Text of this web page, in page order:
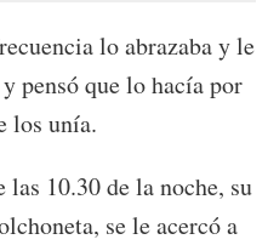
lo abrazaba y le
pensó que lo hacía por
los unía.
las 10.30 de la noche, su
se le acercó a